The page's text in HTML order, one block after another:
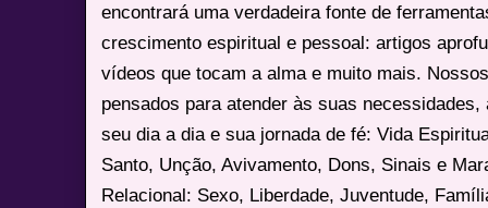
encontrará uma verdadeira fonte de
crescimento espiritual e pessoal: artigos
vídeos que tocam a alma e muito mais.
pensados para atender às suas
seu dia a dia e sua jornada de fé: Vida
Santo, Unção, Avivamento, Dons, Sinais e
Relacional: Sexo, Liberdade, Juventude,